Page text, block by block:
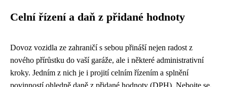
Celní řízení a daň z přidané hodnoty
Dovoz vozidla ze zahraničí s sebou přináší nejen radost z
nového přírůstku do vaší garáže, ale i některé administrativní
kroky. Jedním z nich je i projití celním řízením a splnění
povinností ohledně daně z přidané hodnoty (DPH). Nebojte se,